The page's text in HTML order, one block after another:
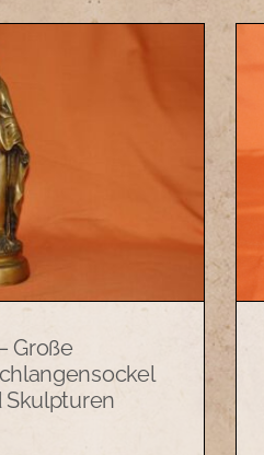
Große
Skulpturen
PAX | Kunst
Skulpturen